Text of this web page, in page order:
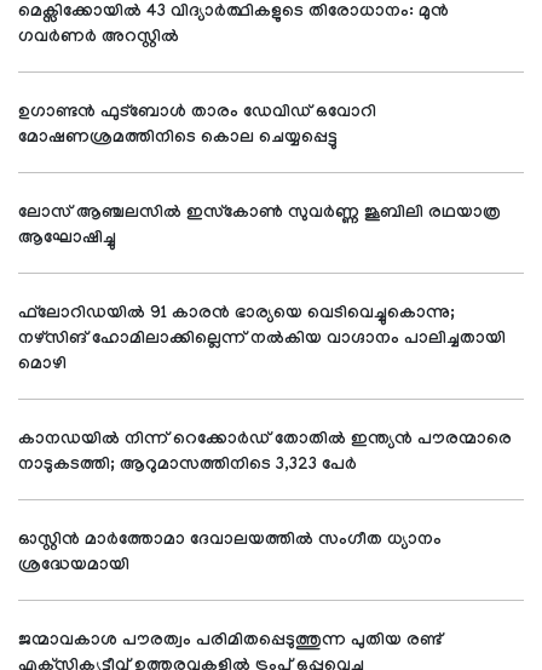
മെക്സിക്കോയില്‍ 43 വിദ്യാര്‍ത്ഥികളുടെ തിരോധാനം: മുന്‍
ഗവര്‍ണര്‍ അറസ്റ്റില്‍
ഉഗാണ്ടന്‍ ഫുട്‌ബോള്‍ താരം ഡേവിഡ് ഒവോറി
മോഷണശ്രമത്തിനിടെ കൊല ചെയ്യപ്പെട്ടു
ലോസ് ആഞ്ചലസില്‍ ഇസ്‌കോണ്‍ സുവര്‍ണ്ണ ജൂബിലി രഥയാത്ര
ആഘോഷിച്ചു
ഫ്‌ലോറിഡയില്‍ 91 കാരന്‍ ഭാര്യയെ വെടിവെച്ചുകൊന്നു;
നഴ്‌സിങ് ഹോമിലാക്കില്ലെന്ന് നല്‍കിയ വാഗ്ദാനം പാലിച്ചതായി
മൊഴി
കാനഡയില്‍ നിന്ന് റെക്കോര്‍ഡ് തോതില്‍ ഇന്ത്യന്‍ പൗരന്മാരെ
നാടുകടത്തി; ആറുമാസത്തിനിടെ 3,323 പേര്‍
ഓസ്റ്റിന്‍ മാര്‍ത്തോമാ ദേവാലയത്തില്‍ സംഗീത ധ്യാനം
ശ്രദ്ധേയമായി
ജന്മാവകാശ പൗരത്വം പരിമിതപ്പെടുത്തുന്ന പുതിയ രണ്ട്